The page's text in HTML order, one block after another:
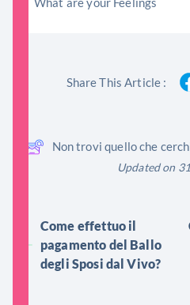
Share This Article :
Non trovi quello che
Updated on
Come effettuo il
pagamento del Ballo
degli Sposi dal Vivo?